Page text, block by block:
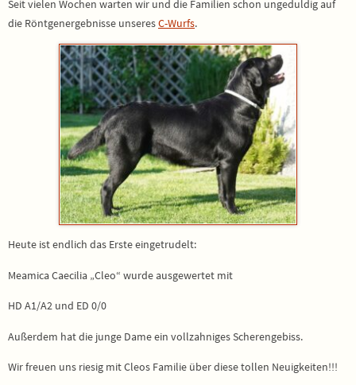
Seit vielen Wochen warten wir und die Familien schon ungeduldig auf
die Röntgenergebnisse unseresC-Wurfs.
Heute ist endlich das Erste eingetrudelt:
Meamica Caecilia „Cleo“ wurde ausgewertet mit
HD A1/A2 und ED 0/0
Außerdem hat die junge Dame ein vollzahniges Scherengebiss.
Wir freuen uns riesig mit Cleos Familie über diese tollen Neuigkeiten!!!